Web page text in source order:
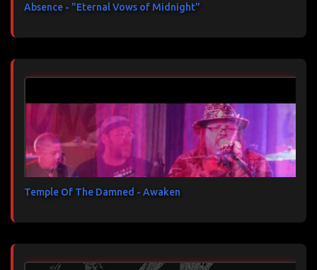
Absence - "Eternal Vows of Midnight"
Temple Of The Damned - Awaken